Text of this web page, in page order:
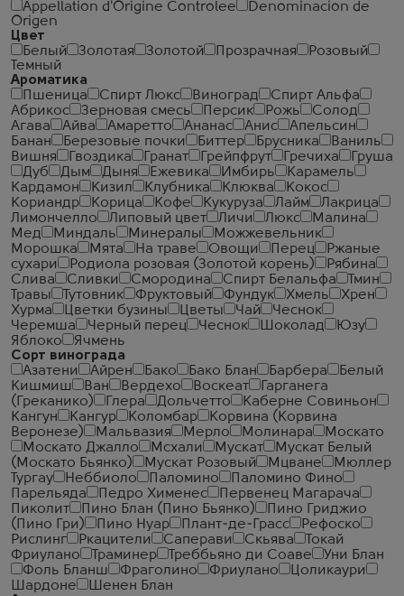
Appellation d'Origine Controlee
Denominacion de
Origen
Цвет
Белый
Золотая Золотой Прозрачная
Розовый
Темный
Ароматика
Пшеница
Спирт Люкс Виноград
Спирт Альфа
Абрикос
Зерновая смесь Персик Рожь
Солод
Агава
Айва Амаретто Ананас Анис
Апельсин
Банан
Березовые почки Биттер Брусника
Ваниль
Вишня
Гвоздика Гранат Грейпфрут Гречиха
Груша
Дуб
Дым Дыня Ежевика Имбирь
Карамель
Кардамон
Кизил Клубника Клюква
Кокос
Кориандр
Корица Кофе Кукуруза Лайм
Лакрица
Лимончелло
Липовый цвет Личи Люкс
Малина
Мед
Миндаль Минералы
Можжевельник
Морошка
Мята На траве Овощи Перец
Ржаные
сухари
Родиола розовая (Золотой корень)
Рябина
Слива
Сливки Смородина Спирт Белальфа
Тмин
Травы
Тутовник Фруктовый Фундук Хмель
Хрен
Хурма
Цветки бузины Цветы Чай
Чеcнок
Черемша
Черный перец Чеснок Шоколад
Юзу
Яблоко
Ячмень
Сорт винограда
Азатени
Айрен Бако Бако Блан Барбера
Белый
Кишмиш
Ван Вердехо Воскеат
Гарганега
(Греканико)
Глера Дольчетто
Каберне Совиньон
Кангун
Кангур Коломбар
Корвина (Корвина
Веронезе)
Мальвазия Мерло Молинара
Москато
Москато Джалло
Мсхали Мускат
Мускат Белый
(Москато Бьянко)
Мускат Розовый Мцване
Мюллер
Тургау
Неббиоло Паломино
Паломино Фино
Парельяда
Педро Хименес
Первенец Магарача
Пиколит
Пино Блан (Пино Бьянко)
Пино Гриджио
(Пино Гри)
Пино Нуар Плант-де-Грасс
Рефоско
Рислинг
Ркацители Саперави Скьява
Токай
Фриулано
Траминер Треббьяно ди Соаве
Уни Блан
Фоль Бланш
Фраголино Фриулано
Цоликаури
Шардоне
Шенен Блан